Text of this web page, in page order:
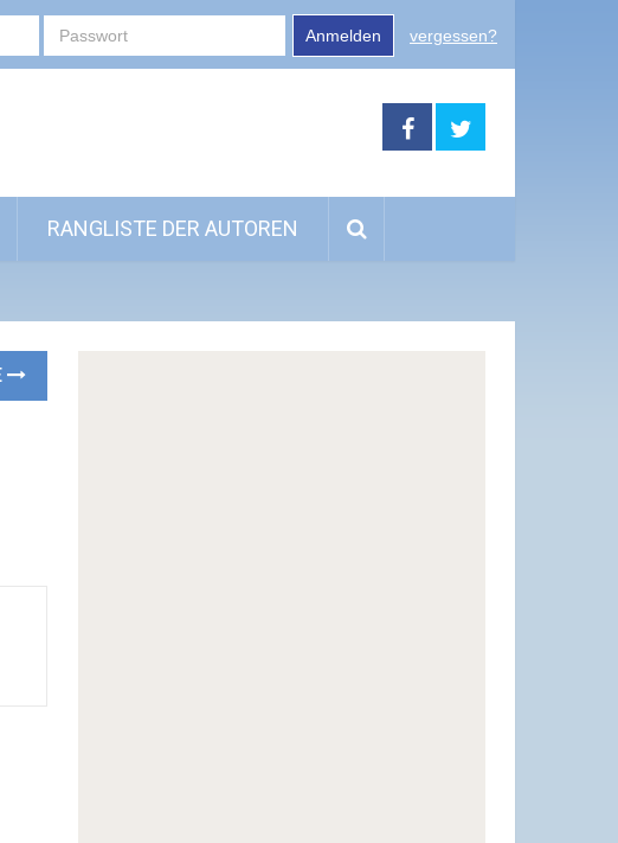
Anmelden vergessen?
RANGLISTE DER AUTOREN